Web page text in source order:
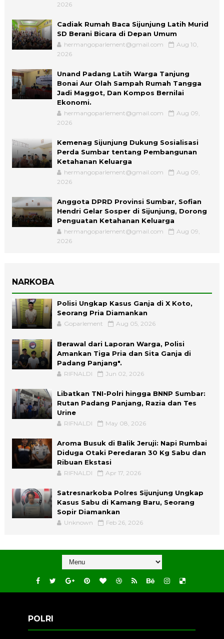
2026
Cadiak Rumah Baca Sijunjung Latih Murid
SD Berani Bicara di Depan Umum
hermangoparlement@gmail.com
Aug 10,
2026
Unand Padang Latih Warga Tanjung
Bonai Aur Olah Sampah Rumah Tangga
Jadi Maggot, Dan Kompos Bernilai
Ekonomi.
hermangoparlement@gmail.com
Aug 09,
2026
Kemenag Sijunjung Dukung Sosialisasi
Perda Sumbar tentang Pembangunan
Ketahanan Keluarga
hermangoparlement@gmail.com
Aug 09,
2026
Anggota DPRD Provinsi Sumbar, Sofian
Hendri Gelar Sosper di Sijunjung, Dorong
Penguatan Ketahanan Keluarga
hermangoparlement@gmail.com
Aug 09,
2026
NARKOBA
Polisi Ungkap Kasus Ganja di X Koto,
Seorang Pria Diamankan
Goparlement Aug 05, 2026
Berawal dari Laporan Warga, Polisi
Amankan Tiga Pria dan Sita Ganja di
Padang Panjang".
RIFNALDI Jun 02, 2026
Libatkan TNI-Polri hingga BNNP Sumbar:
Rutan Padang Panjang, Razia dan Tes
Urine
RIFNALDI May 08, 2026
Aroma Busuk di Balik Jeruji: Napi Rumbai
Diduga Otaki Peredaran 30 Kg Sabu dan
Ribuan Ekstasi
RIFNALDI Apr 17, 2026
Satresnarkoba Polres Sijunjung Ungkap
Kasus Sabu di Kamang Baru, Seorang
Sopir Diamankan
Unknown Feb 26, 2026
POLRI